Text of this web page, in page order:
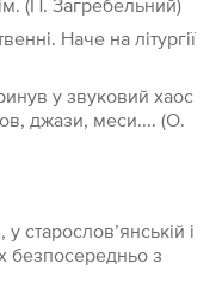
(П. Загребельний)
Наче на літургії
у звуковий хаос
джази, меси.... (О.
старослов’янській і
безпосередньо з